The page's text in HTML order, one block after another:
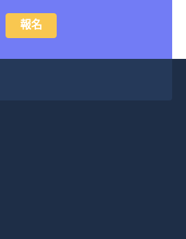
報名